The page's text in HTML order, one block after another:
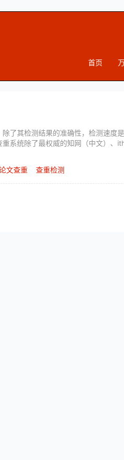
首页
了其检测结果的准确性，检测速度
系统除了最权威的知网（中文）、
文查重 查重检测